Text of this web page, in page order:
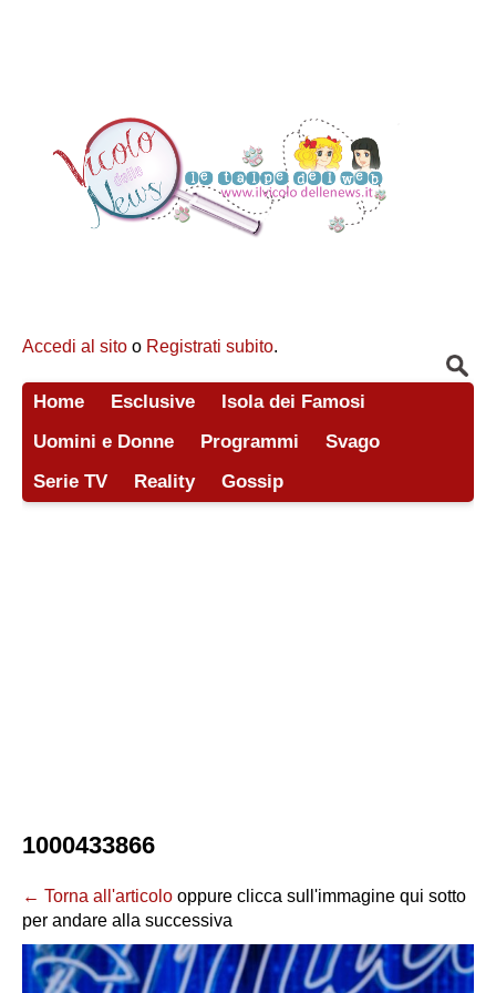
Accedi al sito o Registrati subito.
Home Esclusive
Isola dei Famosi
Uomini e Donne
Programmi
Svago
Serie TV
Reality Gossip
1000433866
← Torna all'articolo oppure clicca sull'immagine qui sotto
per andare alla successiva